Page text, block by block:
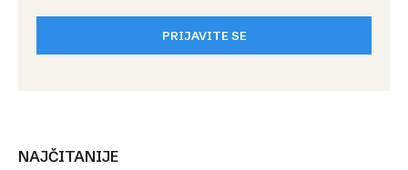
PRIJAVITE SE
NAJČITANIJE